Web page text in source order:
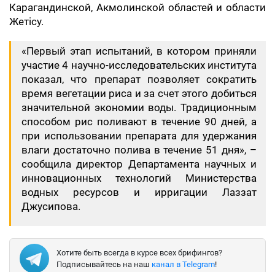
Карагандинской, Акмолинской областей и области
Жетісу.
«Первый этап испытаний, в котором приняли
участие 4 научно-исследовательских института
показал, что препарат позволяет сократить
время вегетации риса и за счет этого добиться
значительной экономии воды. Традиционным
способом рис поливают в течение 90 дней, а
при использовании препарата для удержания
влаги достаточно полива в течение 51 дня», –
сообщила директор Департамента научных и
инновационных технологий Министерства
водных ресурсов и ирригации Лаззат
Джусипова.
Хотите быть всегда в курсе всех брифингов?
Подписывайтесь на наш канал в Telegram!